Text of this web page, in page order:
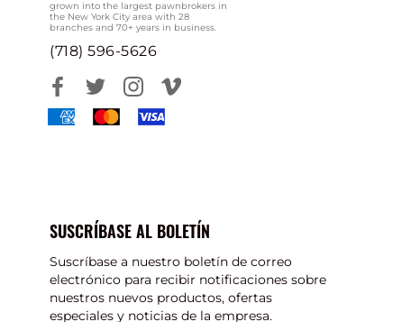
grown into the largest pawnbrokers in
the New York City area with 28
branches and 70+ years in business.
(718) 596-5626
SUSCRÍBASE AL BOLETÍN
Suscríbase a nuestro boletín de correo
electrónico para recibir notificaciones sobre
nuestros nuevos productos, ofertas
especiales y noticias de la empresa.